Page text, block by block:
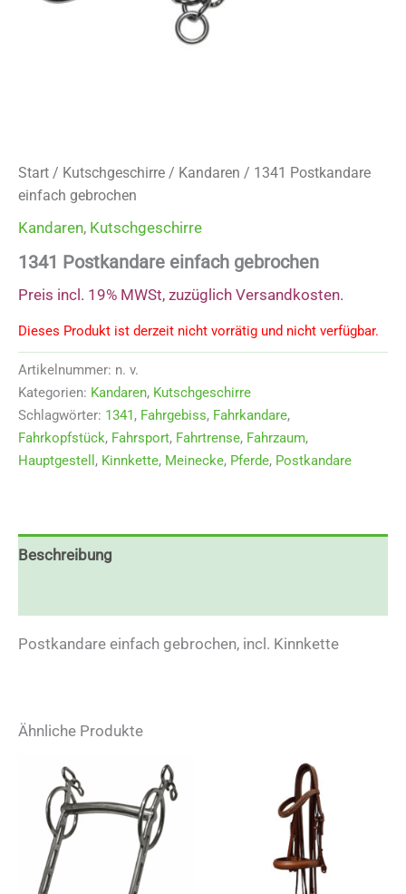
Start / Kutschgeschirre / Kandaren / 1341 Postkandare
einfach gebrochen
Kandaren, Kutschgeschirre
1341 Postkandare einfach gebrochen
Preis incl. 19% MWSt, zuzüglich Versandkosten.
Dieses Produkt ist derzeit nicht vorrätig und nicht verfügbar.
Artikelnummer: n. v.
Kategorien: Kandaren, Kutschgeschirre
Schlagwörter: 1341, Fahrgebiss, Fahrkandare,
Fahrkopfstück, Fahrsport, Fahrtrense, Fahrzaum,
Hauptgestell , Kinnkette, Meinecke, Pferde, Postkandare
Beschreibung
Postkandare einfach gebrochen, incl. Kinnkette
Ähnliche Produkte